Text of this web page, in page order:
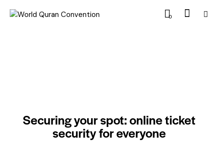
0
Securing your spot: online ticket
security for everyone